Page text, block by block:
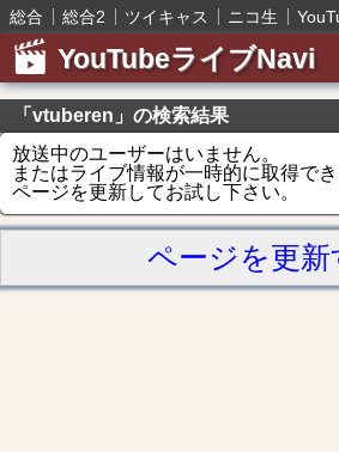
総合 総合2 ツイキャス ニコ生
YouTubeライブNavi
「vtuberen」の検索結果
放送中のユーザーはいません。
またはライブ情報が一時的に取得でき
ページを更新してお試し下さい。
ページを更新